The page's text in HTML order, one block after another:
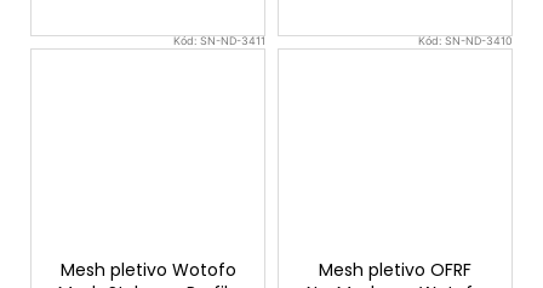
Kód:SN-ND-3411
Mesh pletivo Wotofo
Kód:SN-ND-3410
Mesh pletivo OFRF